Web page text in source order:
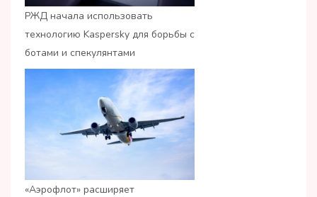
РЖД начала использовать
технологию Kaspersky для борьбы с
ботами и спекулянтами
«Аэрофлот» расширяет